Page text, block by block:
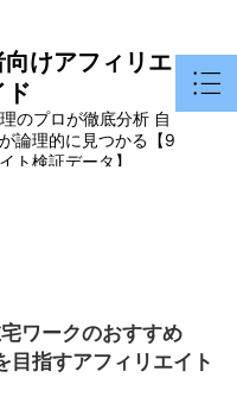
けアフィリエ
ド
のプロが徹底分析 自
論理的に見つかる【9
ト検証データ】
宅ワークのおすすめ
目指すアフィリエイト